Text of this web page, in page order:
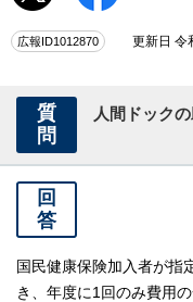
広報ID1012870 更新日 令
質
問
人間ドック
回
答
国民健康保険加入者が指
き、年度に1回のみ費用